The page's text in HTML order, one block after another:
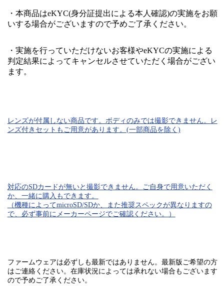
・本商品はeKYC(身分証提出による本人確認)の実施をお願
いする場合がございますので予めご了承ください。
・実施を行っていただけないお客様やeKYCの実施による
判定結果によってキャンセルさせていただく場合がござい
ます。
レンズが付属しない商品です。ボディのみでは撮影できません。
レ
ンズ付きセットもご用意があります。(一部商品を除く)
対応のSDカードが無いと 撮影できません。 ご自身で用意いただく
か、一緒に購入もできます。
（機種によってmicroSD/SDか、また推奨スペックが異なりますの
で、必ず事前にメーカーページでご確認ください。）
ファームウェアは必ずしも最新ではありません。最新版ご希望の方
はご連絡ください。在庫状況によっては承れない場合もございます
ので予めご了承ください。